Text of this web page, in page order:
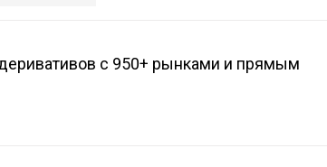
с 950+ рынками и прямым